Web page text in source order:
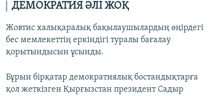
ДЕМОКРАТИЯ ӘЛІ ЖОҚ
Жовтис халықаралық бақылаушылардың өңірдегі
бес мемлекеттің еркіндігі туралы бағалау
қорытындысын ұсынды.
Бұрын бірқатар демократиялық бостандықтарға
қол жеткізген Қырғызстан президент Садыр